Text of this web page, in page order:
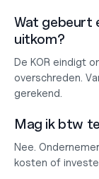
Wat gebeurt
uitkom?
De KOR eindigt
overschreden.
gerekend.
Mag ik btw
Nee.
kosten of